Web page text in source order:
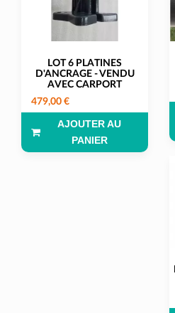
LOT 6 PLATINES
D'ANCRAGE - VENDU
AVEC CARPORT
479,00 €
AJOUTER AU
PANIER